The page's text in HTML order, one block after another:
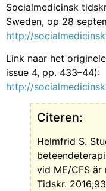
Socialmedicinsk
Sweden, op 28
http://
Link naar het
issue 4, pp. 433–44):
http://
Citeren:
Helmfrid S.
vid ME/CFS är
Tidskr.